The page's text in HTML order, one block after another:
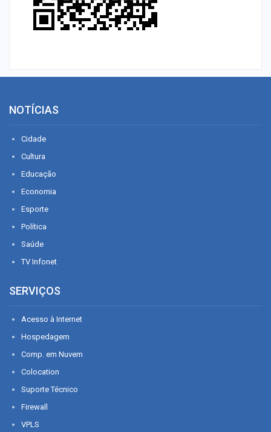
NOTÍCIAS
Cidade
Cultura
Educação
Economia
Esporte
Política
Saúde
TV Infonet
SERVIÇOS
Acesso à Internet
Hospedagem
Comp. em Nuvem
Colocation
Suporte Técnico
Firewall
VPLS